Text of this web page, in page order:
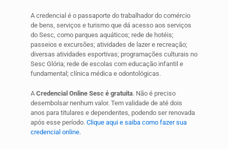
A credencial é o passaporte do trabalhador do comércio
de bens, serviços e turismo que dá acesso aos serviços
do Sesc, como parques aquáticos; rede de hotéis;
passeios e excursões; atividades de lazer e recreação;
diversas atividades esportivas; programações culturais no
Sesc Glória; rede de escolas com educação infantil e
fundamental; clínica médica e odontológicas.
A Credencial Online Sesc é gratuita. Não é preciso
desembolsar nenhum valor. Tem validade de até dois
anos para titulares e dependentes, podendo ser renovada
após esse período. Clique aqui e saiba como fazer sua
credencial online.